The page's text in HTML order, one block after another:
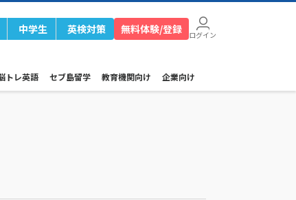
中学生 英検対策 無料体験/登録 ログイン
トレ英語 セブ島留学 教育機関向け 企業向け